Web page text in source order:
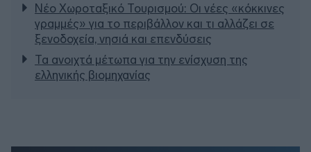
Νέο Χωροταξικό Τουρισμού: Οι νέες «κόκκινες
γραμμές» για το περιβάλλον και τι αλλάζει σε
ξενοδοχεία, νησιά και επενδύσεις
Τα ανοιχτά μέτωπα για την ενίσχυση της
ελληνικής βιομηχανίας